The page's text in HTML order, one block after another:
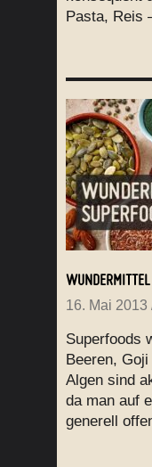
Pasta, Reis
16. Mai 2013
Superfoods
Beeren,
Algen sind
da man auf
generell